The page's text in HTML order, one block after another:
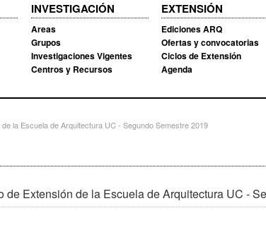
INVESTIGACIÓN
Areas
Grupos
Investigaciones Vigentes
Centros y Recursos
EXTENSIÓN
Ediciones ARQ
Ofertas y convocatorias
Ciclos de Extensión
Agenda
la Escuela de Arquitectura UC - Segundo Semestre 2019
de Extensión de la Escuela de Arquitectura UC -